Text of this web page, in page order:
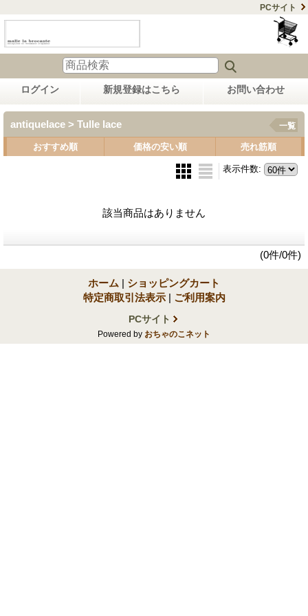
PCサイト
ログイン 新規登録はこちら お問い合わせ
antiquelace > Tulle lace 一覧
おすすめ順 価格の安い順 売れ筋順
表示件数:
該当商品はありません
(0件/0件)
ホーム | ショッピングカート
特定商取引法表示 | ご利用案内
PCサイト
Powered by おちゃのこネット